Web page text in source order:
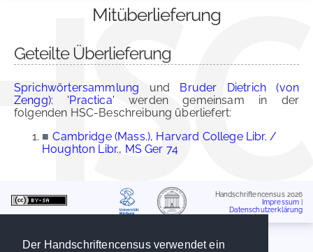
Der Handschriftencensus verwendet ein
Mitüberlieferung
Geteilte Überlieferung
Sprichwörtersammlung und Bruder Dietrich (von
Zengg): 'Practica' werden gemeinsam in der
folgenden HSC-Beschreibung überliefert:
■ Cambridge (Mass.), Harvard College Libr. /
Houghton Libr., MS Ger 74
Handschriftencensus 2026
Impressum
Datenschutzerklärung